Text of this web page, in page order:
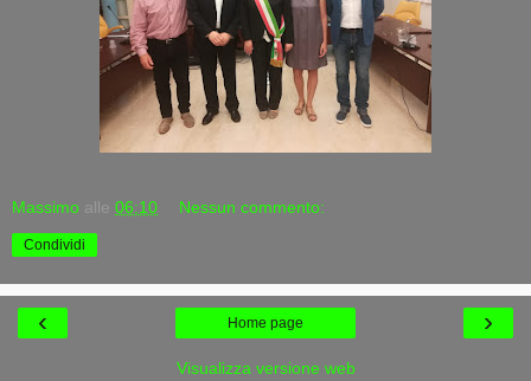
Massimo alle 06:10 Nessun commento:
Condividi
‹ ›
Home page
Visualizza versione web